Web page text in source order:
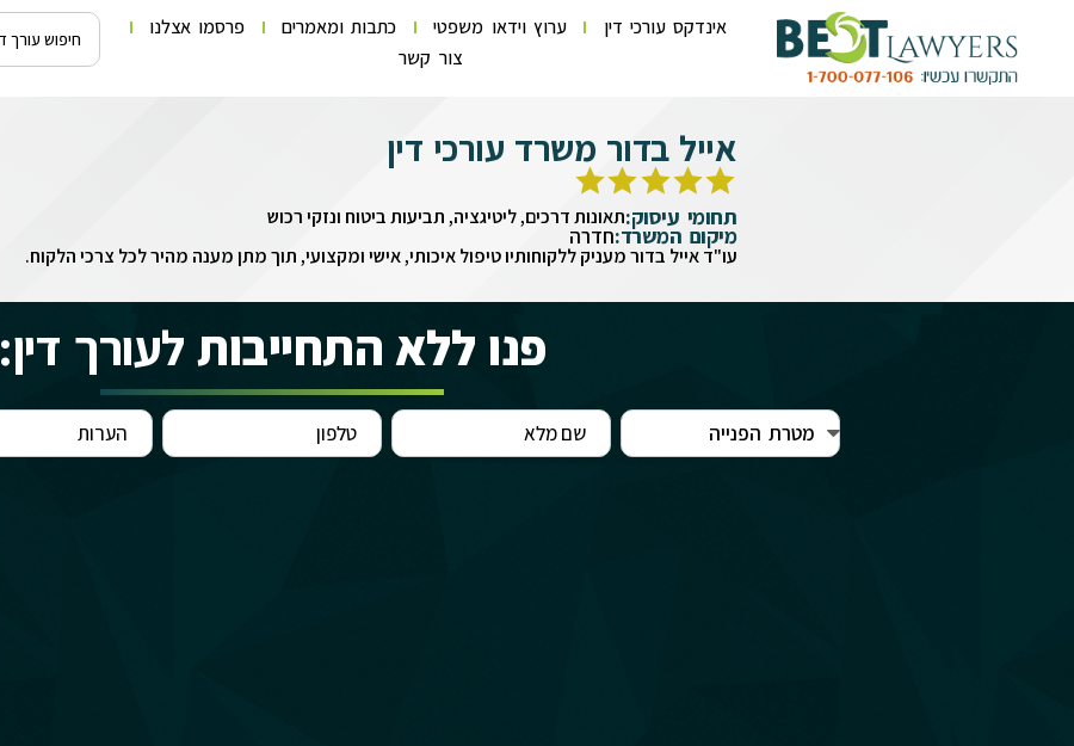
אינדקס עורכי דין ערוץ וידאו משפטי כתבות ומאמרים
פרסמו אצלנו
צור קשר
אייל בדור משרד עורכי דין
תחומי עיסוק:תאונות דרכים, ליטיגציה, תביעות ביטוח ונזקי רכוש
מיקום המשרד:חדרה
עו"ד אייל בדור מעניק ללקוחותיו טיפול איכותי, אישי ומקצועי, תוך מתן מענה מהיר לכל צרכי הלקוח.
פנו ללא התחייבותלעורך דין: